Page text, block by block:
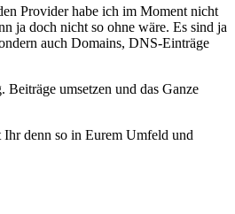
Provider habe ich im Moment nicht
ja doch nicht so ohne wäre. Es sind ja
auch Domains, DNS-Einträge
Beiträge umsetzen und das Ganze
Ihr denn so in Eurem Umfeld und